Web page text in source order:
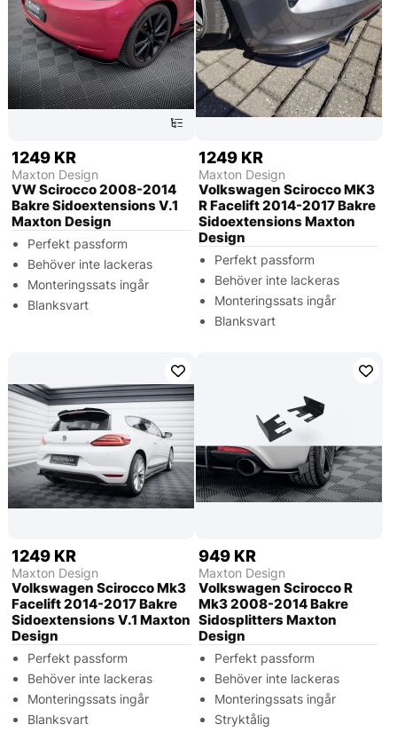
1249 KR
Maxton Design
VW Scirocco 2008-2014
Bakre Sidoextensions V.1
Maxton Design
Perfekt passform
Behöver inte lackeras
Monteringssats ingår
Blanksvart
1249 KR
Maxton Design
Volkswagen Scirocco MK3
R Facelift 2014-2017 Bakre
Sidoextensions Maxton
Design
Perfekt passform
Behöver inte lackeras
Monteringssats ingår
Blanksvart
1249 KR
Maxton Design
Volkswagen Scirocco Mk3
Facelift 2014-2017 Bakre
Sidoextensions V.1 Maxton
Design
Perfekt passform
Behöver inte lackeras
Monteringssats ingår
Blanksvart
949 KR
Maxton Design
Volkswagen Scirocco R
Mk3 2008-2014 Bakre
Sidosplitters Maxton
Design
Perfekt passform
Behöver inte lackeras
Monteringssats ingår
Stryktålig